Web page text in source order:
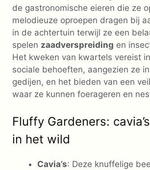
de gastronomische eieren die ze
melodieuze oproepen dragen bij
in de achtertuin terwijl ze een
spelen zaadverspreiding en
Het kweken van kwartels vereist
sociale behoeften, aangezien ze
gedijen, en het bieden van een
waar ze kunnen foerageren en
Fluffy Gardeners:
in het wild
Cavia’s: Deze knuffelige